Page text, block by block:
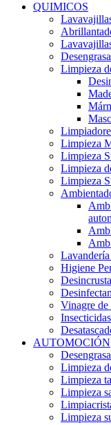
QUIMICOS
Limpieza
Limpieza
Limpieza
Limpieza
Limpieza
Higiene
Vinagre
Insecticidas
AUTOMOCIÓN
Limpieza
Limpieza
Limpieza
Limpieza